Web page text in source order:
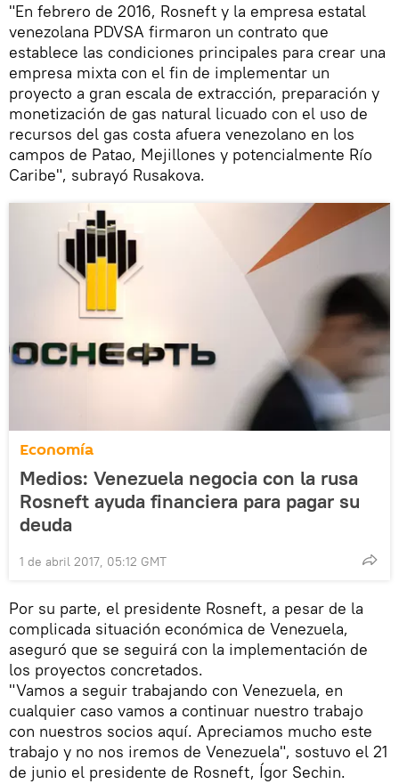
"En febrero de 2016, Rosneft y la empresa estatal
venezolana PDVSA firmaron un contrato que
establece las condiciones principales para crear una
empresa mixta con el fin de implementar un
proyecto a gran escala de extracción, preparación y
monetización de gas natural licuado con el uso de
recursos del gas costa afuera venezolano en los
campos de Patao, Mejillones y potencialmente Río
Caribe", subrayó Rusakova.
Economía
Medios: Venezuela negocia con la rusa
Rosneft ayuda financiera para pagar su
deuda
1 de abril 2017, 05:12 GMT
Por su parte, el presidente Rosneft, a pesar de la
complicada situación económica de Venezuela,
aseguró que se seguirá con la implementación de
los proyectos concretados.
"Vamos a seguir trabajando con Venezuela, en
cualquier caso vamos a continuar nuestro trabajo
con nuestros socios aquí. Apreciamos mucho este
trabajo y no nos iremos de Venezuela", sostuvo el 21
de junio el presidente de Rosneft, Ígor Sechin.